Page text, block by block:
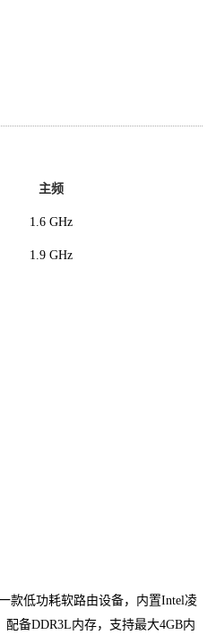
主频
1.6 GHz
1.9 GHz
款低功耗软路由设备，内置Intel凌
备DDR3L内存，支持最大4GB内